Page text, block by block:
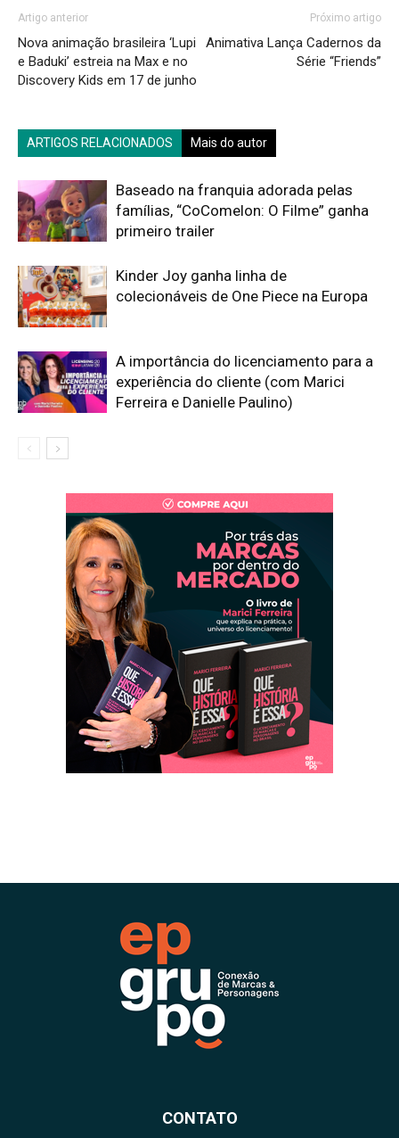
Artigo anterior
Nova animação brasileira ‘Lupi
e Baduki’ estreia na Max e no
Discovery Kids em 17 de junho
Próximo artigo
Animativa Lança Cadernos da
Série “Friends”
ARTIGOS RELACIONADOS Mais do autor
Baseado na franquia adorada pelas
famílias, “CoComelon: O Filme” ganha
primeiro trailer
Kinder Joy ganha linha de
colecionáveis de One Piece na Europa
A importância do licenciamento para a
experiência do cliente (com Marici
Ferreira e Danielle Paulino)
CONTATO